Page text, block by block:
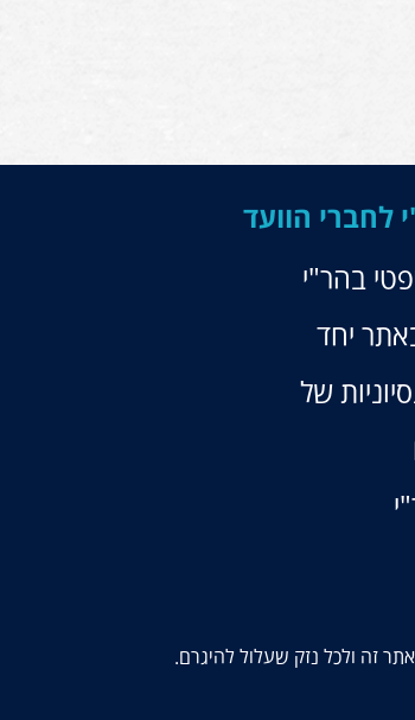
לחברי הוועד
בהר"י
יחד
של
זה ולכל נזק שעלול להיגרם.